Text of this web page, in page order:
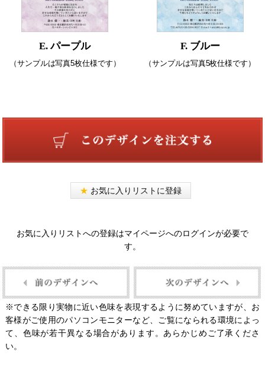
E. パープル
（サンプルは写真5枚仕様です）
F. ブルー
（サンプルは写真5枚仕様です）
★ お気に入りリストに登録
お気に入りリストへの登録はマイページへのログインが必要で
す。
※できる限り実物に近い色味を表現するように努めていますが、お
客様がご使用のパソコンモニターなど、ご覧になられる環境によっ
て、色味が若干異なる場合があります。あらかじめご了承くださ
い。